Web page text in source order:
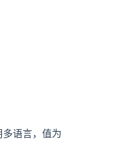
语言，值为